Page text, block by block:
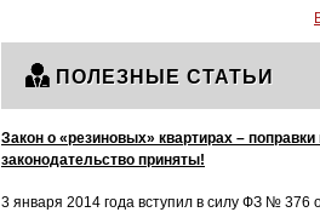
ПОЛЕЗНЫЕ СТАТЬИ
Закон о «резиновых» квартирах – поправки
законодательство приняты!
3 января 2014 года вступил в силу ФЗ № 376